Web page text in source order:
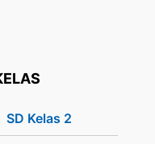
SD Kelas 2